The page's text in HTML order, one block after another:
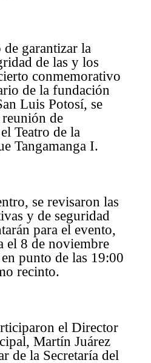
garantizar la
de las y los
conmemorativo
de la fundación
Luis Potosí, se
de
Teatro de la
Tangamanga I.
se revisaron las
y de seguridad
para el evento,
el 8 de noviembre
punto de las 19:00
recinto.
el Director
Martín Juárez
de la Secretaría del